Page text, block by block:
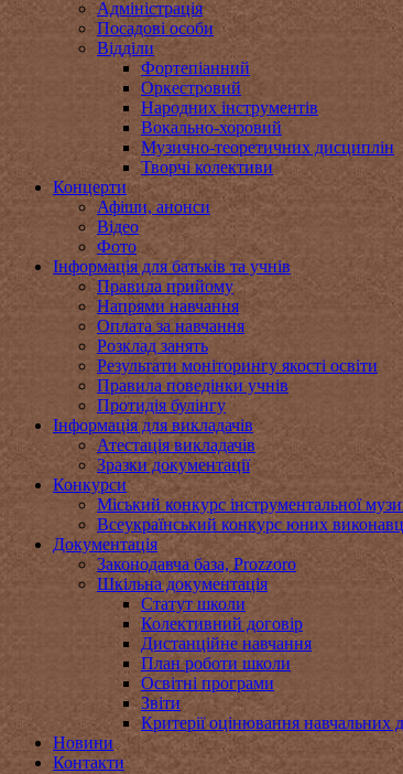
Адміністрація
Посадові особи
Відділи
Фортепіанний
Оркестровий
Народних інструментів
Вокально-хоровий
Музично-теоретичних дисциплін
Творчі колективи
Концерти
Афіши, анонси
Відео
Фото
Інформація для батьків та учнів
Правила прийому
Напрями навчання
Оплата за навчання
Розклад занять
Результати моніторингу якості освіти
Правила поведінки учнів
Протидія булінгу
Інформація для викладачів
Атестація викладачів
Зразки документації
Конкурси
Міський конкурс інструментальної
Всеукраїнський конкурс юних
Документація
Законодавча база, Prozzoro
Шкільна документація
Статут школи
Колективний договір
Дистанційне навчання
План роботи школи
Освітні програми
Звіти
Критерії оцінювання навчальних
Новини
Контакти